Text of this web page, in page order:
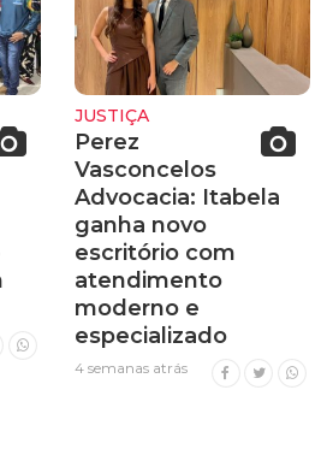
JUSTIÇA
Perez
Vasconcelos
Advocacia: Itabela
ganha novo
escritório com
atendimento
moderno e
especializado
4 semanas atrás